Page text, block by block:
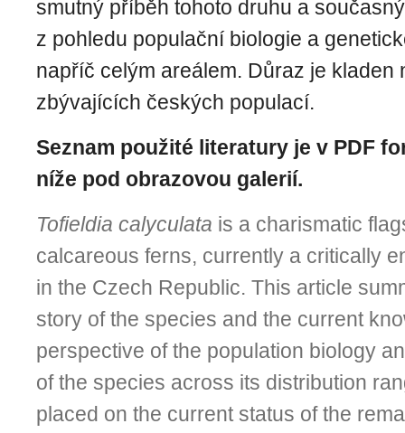
smutný příběh tohoto druhu a
z pohledu populační biologie a
napříč celým areálem. Důraz je kladen
zbývajících českých populací.
Seznam použité literatury je v PDF
níže pod obrazovou galerií.
Tofieldia calyculata is a charismatic
calcareous ferns, currently a critically
in the Czech Republic. This article
story of the species and the current
perspective of the population biology
of the species across its distribution
placed on the current status of the